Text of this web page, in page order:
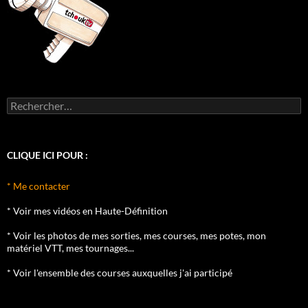
Rechercher :
CLIQUE ICI POUR :
* Me contacter
* Voir mes vidéos en Haute-Définition
* Voir les photos de mes sorties, mes courses, mes potes, mon
matériel VTT, mes tournages...
* Voir l'ensemble des courses auxquelles j'ai participé